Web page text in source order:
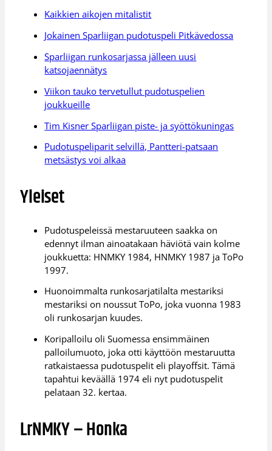
Kaikkien aikojen mitalistit
Jokainen Sparliigan pudotuspeli Pitkävedossa
Sparliigan runkosarjassa jälleen uusi
katsojaennätys
Viikon tauko tervetullut pudotuspelien
joukkueille
Tim Kisner Sparliigan piste- ja syöttökuningas
Pudotuspeliparit selvillä, Pantteri-patsaan
metsästys voi alkaa
Yleiset
Pudotuspeleissä mestaruuteen saakka on
edennyt ilman ainoatakaan häviötä vain kolme
joukkuetta: HNMKY 1984, HNMKY 1987 ja ToPo
1997.
Huonoimmalta runkosarjatilalta mestariksi
mestariksi on noussut ToPo, joka vuonna 1983
oli runkosarjan kuudes.
Koripalloilu oli Suomessa ensimmäinen
palloilumuoto, joka otti käyttöön mestaruutta
ratkaistaessa pudotuspelit eli playoffsit. Tämä
tapahtui keväällä 1974 eli nyt pudotuspelit
pelataan 32. kertaa.
LrNMKY – Honka